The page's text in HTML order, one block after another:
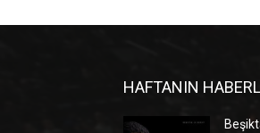
HAFTANIN